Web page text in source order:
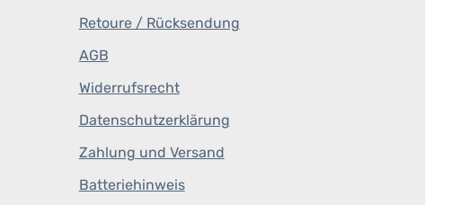
Retoure / Rücksendung
AGB
Widerrufsrecht
Datenschutzerklärung
Zahlung und Versand
Batteriehinweis